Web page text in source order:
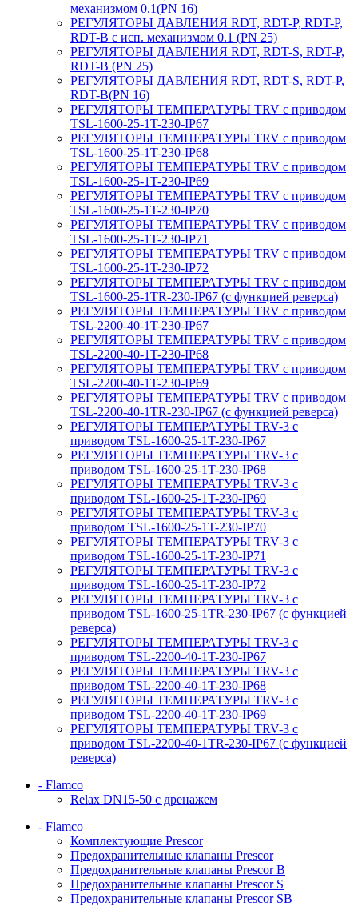
механизмом 0.1(PN 16)
РЕГУЛЯТОРЫ ДАВЛЕНИЯ RDT, RDT-P, RDT-P,
RDT-B с исп. механизмом 0.1 (PN 25)
РЕГУЛЯТОРЫ ДАВЛЕНИЯ RDT, RDT-S, RDT-P,
RDT-B (PN 25)
РЕГУЛЯТОРЫ ДАВЛЕНИЯ RDT, RDT-S, RDT-P,
RDT-B(PN 16)
РЕГУЛЯТОРЫ ТЕМПЕРАТУРЫ TRV с приводом
TSL-1600-25-1T-230-IP67
РЕГУЛЯТОРЫ ТЕМПЕРАТУРЫ TRV с приводом
TSL-1600-25-1T-230-IP68
РЕГУЛЯТОРЫ ТЕМПЕРАТУРЫ TRV с приводом
TSL-1600-25-1T-230-IP69
РЕГУЛЯТОРЫ ТЕМПЕРАТУРЫ TRV с приводом
TSL-1600-25-1T-230-IP70
РЕГУЛЯТОРЫ ТЕМПЕРАТУРЫ TRV с приводом
TSL-1600-25-1T-230-IP71
РЕГУЛЯТОРЫ ТЕМПЕРАТУРЫ TRV с приводом
TSL-1600-25-1T-230-IP72
РЕГУЛЯТОРЫ ТЕМПЕРАТУРЫ TRV с приводом
TSL-1600-25-1TR-230-IP67 (с функцией реверса)
РЕГУЛЯТОРЫ ТЕМПЕРАТУРЫ TRV с приводом
TSL-2200-40-1T-230-IP67
РЕГУЛЯТОРЫ ТЕМПЕРАТУРЫ TRV с приводом
TSL-2200-40-1T-230-IP68
РЕГУЛЯТОРЫ ТЕМПЕРАТУРЫ TRV с приводом
TSL-2200-40-1T-230-IP69
РЕГУЛЯТОРЫ ТЕМПЕРАТУРЫ TRV с приводом
TSL-2200-40-1TR-230-IP67 (с функцией реверса)
РЕГУЛЯТОРЫ ТЕМПЕРАТУРЫ TRV-3 с
приводом TSL-1600-25-1T-230-IP67
РЕГУЛЯТОРЫ ТЕМПЕРАТУРЫ TRV-3 с
приводом TSL-1600-25-1T-230-IP68
РЕГУЛЯТОРЫ ТЕМПЕРАТУРЫ TRV-3 с
приводом TSL-1600-25-1T-230-IP69
РЕГУЛЯТОРЫ ТЕМПЕРАТУРЫ TRV-3 с
приводом TSL-1600-25-1T-230-IP70
РЕГУЛЯТОРЫ ТЕМПЕРАТУРЫ TRV-3 с
приводом TSL-1600-25-1T-230-IP71
РЕГУЛЯТОРЫ ТЕМПЕРАТУРЫ TRV-3 с
приводом TSL-1600-25-1T-230-IP72
РЕГУЛЯТОРЫ ТЕМПЕРАТУРЫ TRV-3 с
приводом TSL-1600-25-1TR-230-IP67 (с функцией
реверса)
РЕГУЛЯТОРЫ ТЕМПЕРАТУРЫ TRV-3 с
приводом TSL-2200-40-1T-230-IP67
РЕГУЛЯТОРЫ ТЕМПЕРАТУРЫ TRV-3 с
приводом TSL-2200-40-1T-230-IP68
РЕГУЛЯТОРЫ ТЕМПЕРАТУРЫ TRV-3 с
приводом TSL-2200-40-1T-230-IP69
РЕГУЛЯТОРЫ ТЕМПЕРАТУРЫ TRV-3 с
приводом TSL-2200-40-1TR-230-IP67 (с функцией
реверса)
- Flamco
Relax DN15-50 с дренажем
- Flamco
Комплектующие Prescor
Предохранительные клапаны Prescor
Предохранительные клапаны Prescor B
Предохранительные клапаны Prescor S
Предохранительные клапаны Prescor SB